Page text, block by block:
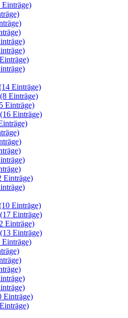
Einträge)
Einträge)
Einträge)
Einträge)
Einträge)
Einträge)
Einträge)
Einträge)
Einträge)
Einträge)